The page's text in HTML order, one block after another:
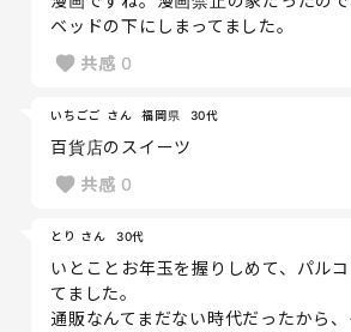
ベッドの下にしまってました。
共感 0
いちごご さん 福岡県 30代
百貨店のスイーツ
共感 0
とり さん 30代
いとことお年玉を握りしめて、パル
てました。
通販なんてまだない時代だったから